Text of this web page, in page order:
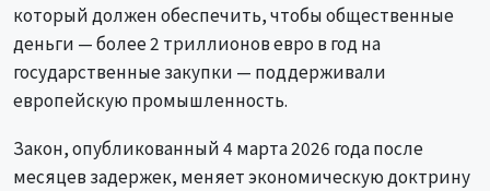
который должен обеспечить, чтобы общественные
деньги — более 2 триллионов евро в год на
государственные закупки — поддерживали
европейскую промышленность.
Закон, опубликованный 4 марта 2026 года после
месяцев задержек, меняет экономическую доктрину